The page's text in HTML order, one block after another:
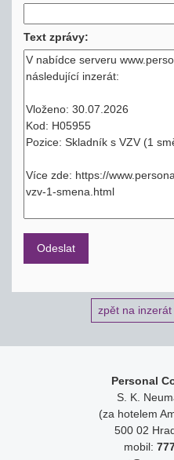
Text zprávy:
zpět na inzerát
Personal
S. K.
(za hotelem
500 02
mobil: